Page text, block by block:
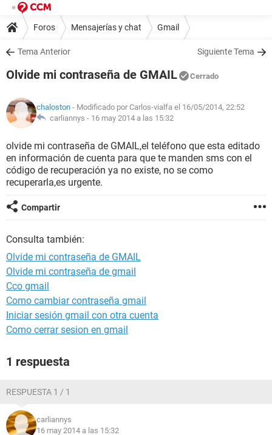
Foros Mensajerías y chat Gmail
Tema Anterior Siguiente Tema
Olvide mi contraseña de GMAIL Cerrado
chaloston - Modificado por Carlos-vialfa el 16/05/2014, 22:52
carliannys - 16 may 2014 a las 15:32
olvide mi contraseña de GMAIL,el teléfono que esta editado
en información de cuenta para que te manden sms con el
código de recuperación ya no existe, no se como
recuperarla,es urgente.
Compartir
Consulta también:
Olvide mi contraseña de GMAIL
Olvide mi contraseña de gmail
Cco gmail
Como cambiar contraseña gmail
Iniciar sesión gmail con otra cuenta
Como cerrar sesion en gmail
1 respuesta
RESPUESTA 1 / 1
carliannys
16 may 2014 a las 15:32